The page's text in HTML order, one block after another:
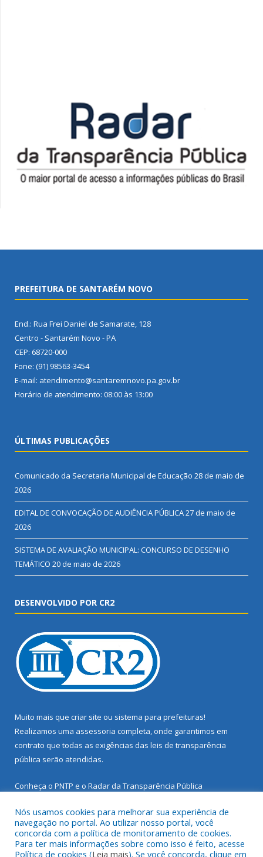
PREFEITURA DE SANTARÉM NOVO
End.: Rua Frei Daniel de Samarate, 128
Centro - Santarém Novo - PA
CEP: 68720-000
Fone: (91) 98563-3454
E-mail: atendimento@santaremnovo.pa.gov.br
Horário de atendimento: 08:00 às 13:00
ÚLTIMAS PUBLICAÇÕES
Comunicado da Secretaria Municipal de Educação 28 de maio de
2026
EDITAL DE CONVOCAÇÃO DE AUDIÊNCIA PÚBLICA27 de maio de
2026
SISTEMA DE AVALIAÇÃO MUNICIPAL: CONCURSO DE DESENHO
TEMÁTICO 20 de maio de 2026
DESENVOLVIDO POR CR2
Muito mais que criar site ou sistema para prefeituras!
Realizamos uma assessoria completa, onde garantimos em
contrato que todas as exigências das leis de transparência
pública serão atendidas.
Conheça o PNTP e o Radar da Transparência Pública
Todos os direitos reservados a Prefeitura Municipal de Santarém
Nós usamos cookies para melhorar sua experiência de
navegação no portal. Ao utilizar nosso portal, você
concorda com a política de monitoramento de cookies.
Para ter mais informações sobre como isso é feito, acesse
Política de cookies (Leia mais). Se você concorda, clique em